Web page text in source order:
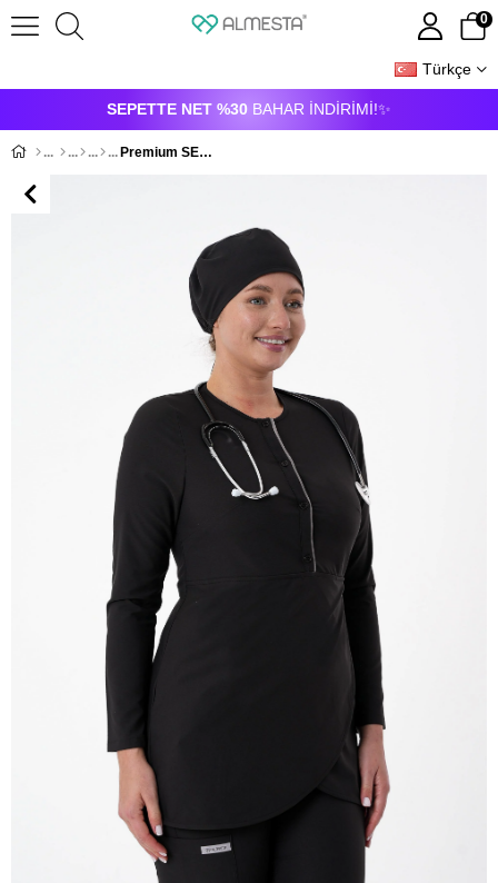
SEPETTE NET %30 BAHAR İNDİRİMİ!✨
Türkçe
0
ÜYE GIRIŞI ÜYE OL
Premium SENNA Cerrahi Tesettür Üst - Siyah